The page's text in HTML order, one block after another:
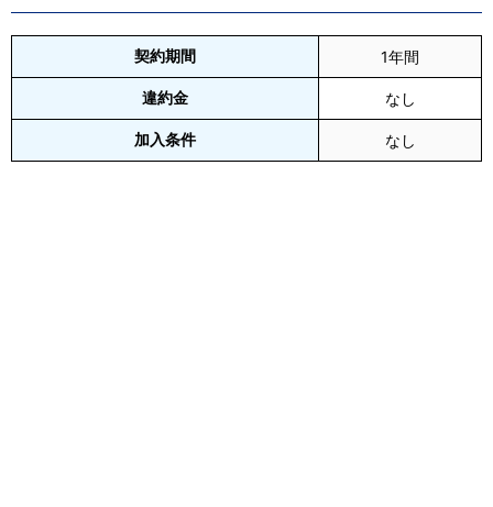
契約期間 1年間
違約金 なし
加入条件 なし